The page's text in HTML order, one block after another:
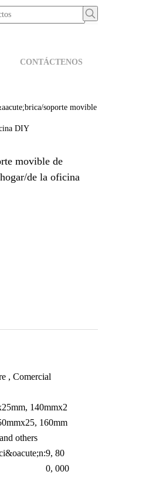
CONTÁCTENOS
soporte movible
DIY
movible de
de la oficina
, Comercial
140mmx2
160mm
others
9, 80
0, 000